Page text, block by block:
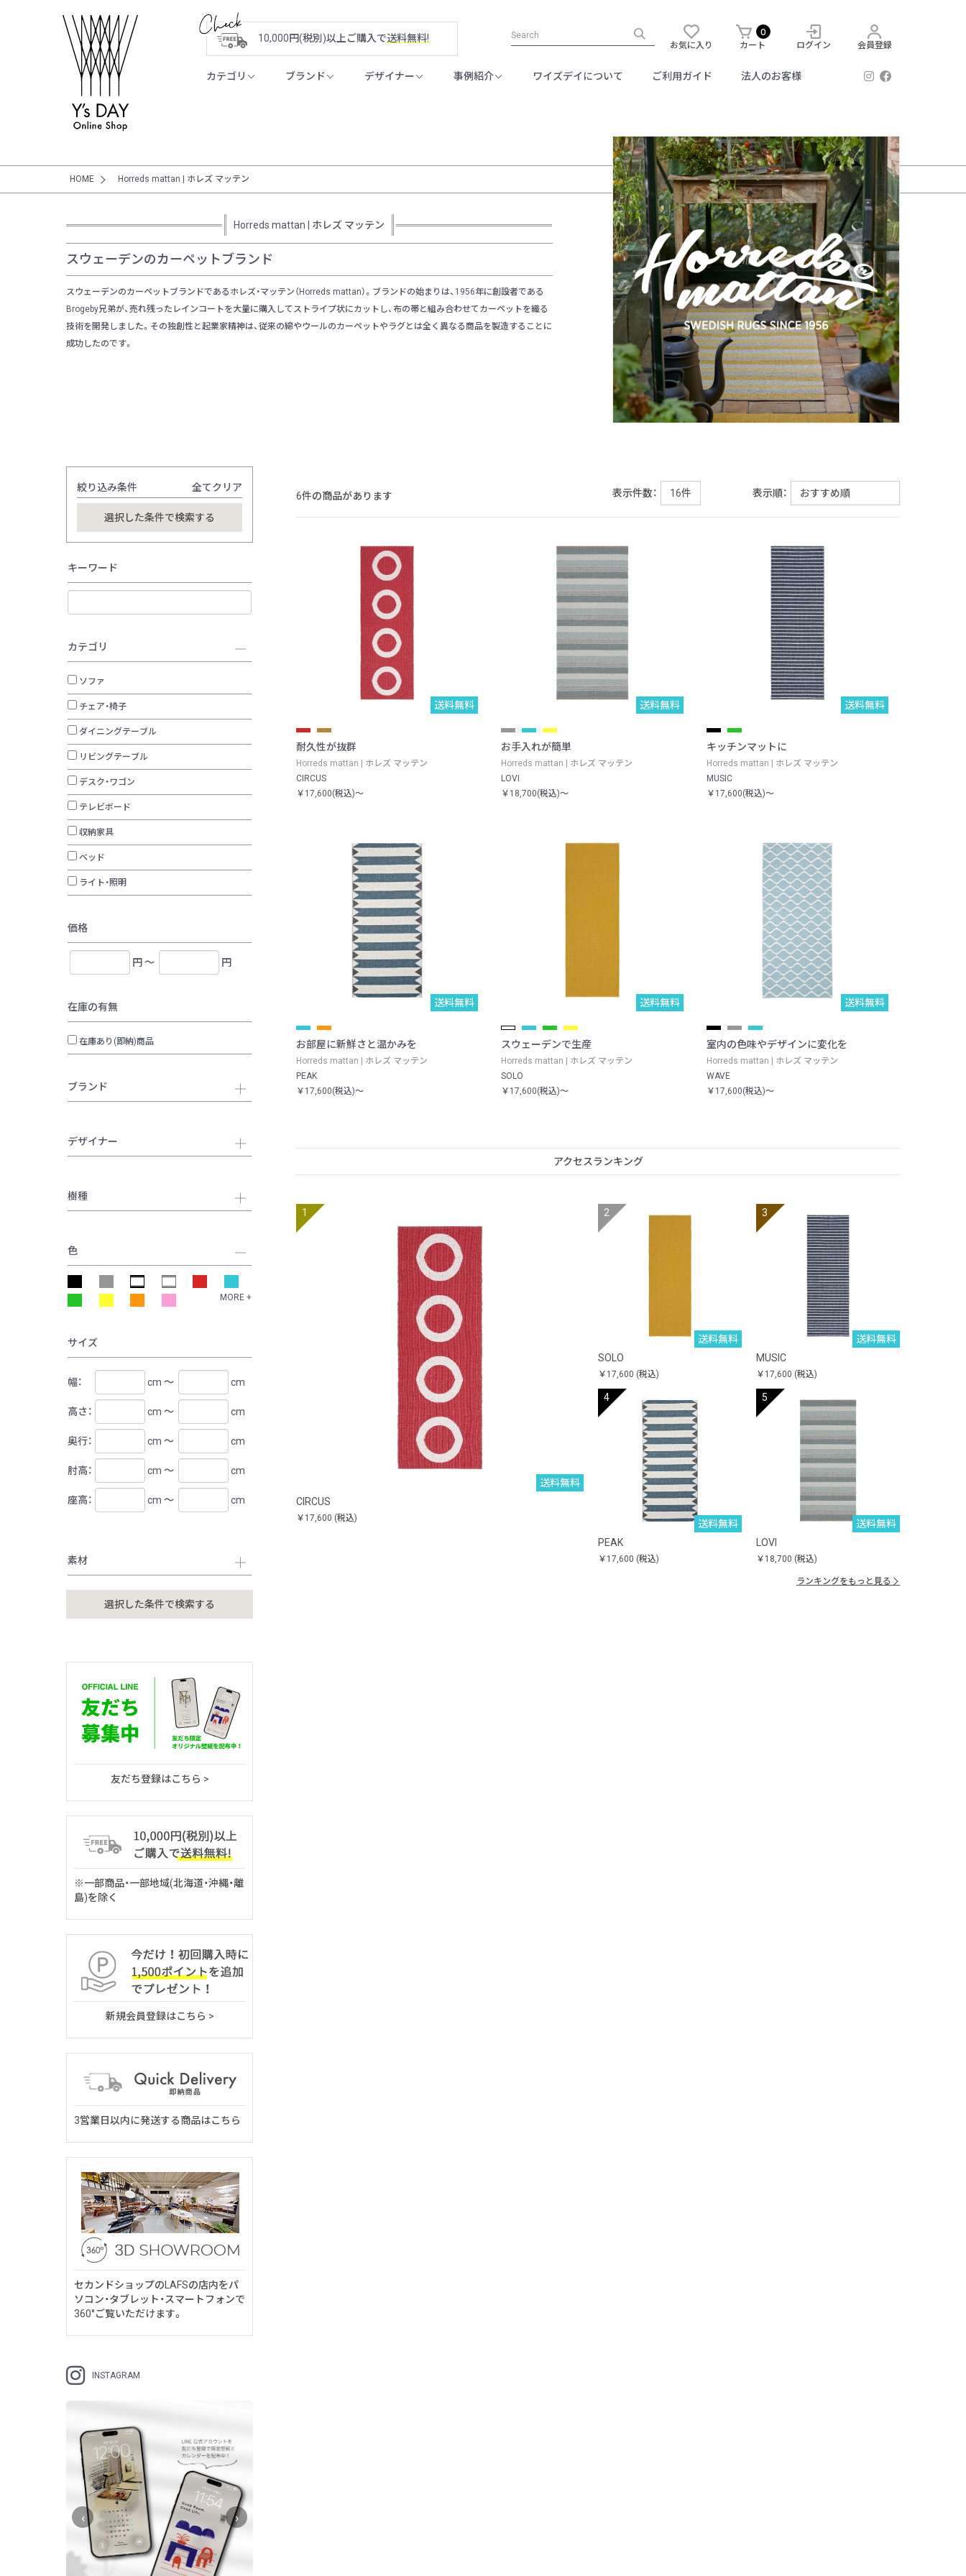
10,000円(税別)以上ご購入で送料無料!
お気に入り
0
カート ログイン 会員登録
カテゴリ ブランド デザイナー 事例紹介 ワイズデイについて ご利用ガイド 法人のお客様
HOME Horreds mattan | ホレズ マッテン
Horreds mattan | ホレズ マッテン
スウェーデンのカーペットブランド
スウェーデンのカーペットブランドであるホレズ・マッテン（Horreds mattan）。ブランドの始まりは、1956年に創設者である
Brogeby兄弟が、売れ残ったレインコートを大量に購入してストライプ状にカットし、布の帯と組み合わせてカーペットを織る
技術を開発しました。その独創性と起業家精神は、従来の綿やウールのカーペットやラグとは全く異なる商品を製造することに
成功したのです。
絞り込み条件 全てクリア
キーワード
カテゴリ
ソファ
チェア・椅子
ダイニングテーブル
リビングテーブル
デスク・ワゴン
テレビボード
収納家具
ベッド
ライト・照明
価格
円 ～ 円
在庫の有無
在庫あり(即納)商品
ブランド
デザイナー
樹種
色
MORE +
サイズ
幅： cm ～ cm
高さ： cm ～ cm
奥行： cm ～ cm
肘高： cm ～ cm
座高： cm ～ cm
素材
友だち登録はこちら >
※一部商品・一部地域(北海道・沖縄・離
島)を除く
新規会員登録はこちら >
3営業日以内に発送する商品はこちら
セカンドショップのLAFSの店内をパ
ソコン・タブレット・スマートフォンで
360°ご覧いただけます。
INSTAGRAM
‹ ›
6件の商品があります 表示件数： 表示順：
送料無料
耐久性が抜群
Horreds mattan | ホレズ マッテン
CIRCUS
￥17,600(税込)～
送料無料
お手入れが簡単
Horreds mattan | ホレズ マッテン
LOVI
￥18,700(税込)～
送料無料
キッチンマットに
Horreds mattan | ホレズ マッテン
MUSIC
￥17,600(税込)～
送料無料
お部屋に新鮮さと温かみを
Horreds mattan | ホレズ マッテン
PEAK
￥17,600(税込)～
送料無料
スウェーデンで生産
Horreds mattan | ホレズ マッテン
SOLO
￥17,600(税込)～
送料無料
室内の色味やデザインに変化を
Horreds mattan | ホレズ マッテン
WAVE
￥17,600(税込)～
アクセスランキング
送料無料
CIRCUS
￥17,600 (税込)
送料無料
SOLO
￥17,600 (税込)
送料無料
MUSIC
￥17,600 (税込)
送料無料
PEAK
￥17,600 (税込)
送料無料
LOVI
￥18,700 (税込)
ランキングをもっと見る